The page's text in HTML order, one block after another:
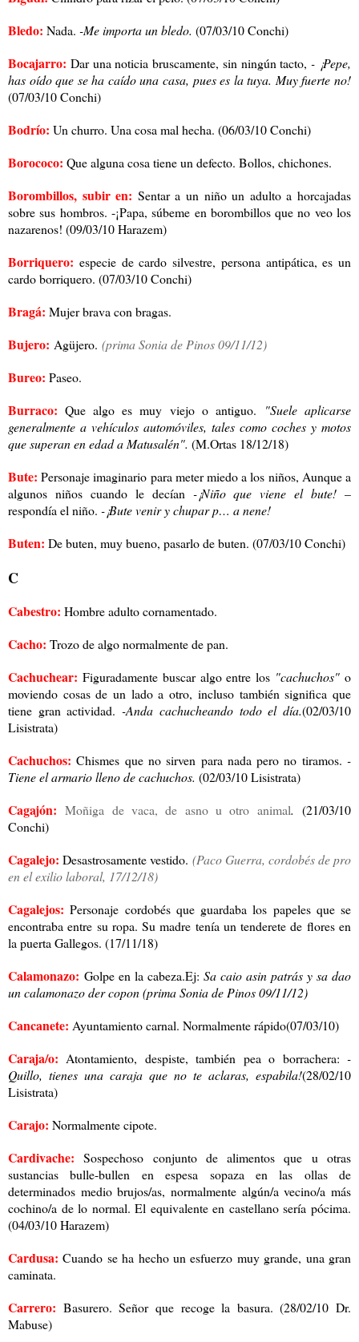
Bledo: Nada. -Me importa un bledo. (07/03/10 Conchi)
Bocajarro: Dar una noticia bruscamente, sin ningún tacto,- ¡Pepe,
has oído que se ha caído una casa, pues es la tuya. Muy fuerte no!
(07/03/10 Conchi)
Bodrío: Un churro. Una cosa mal hecha. (06/03/10 Conchi)
Borococo: Que alguna cosa tiene un defecto. Bollos, chichones.
Borombillos, subir en: Sentar a un niño un adulto a horcajadas
sobre sus hombros. -¡Papa, súbeme en borombillos que no veo los
nazarenos! (09/03/10 Harazem)
Borriquero: especie de cardo silvestre, persona antipática, es un
cardo borriquero. (07/03/10 Conchi)
Bragá: Mujer brava con bragas.
Bujero: Agüjero. (prima Sonia de Pinos 09/11/12)
Bureo: Paseo.
Burraco: Que algo es muy viejo o antiguo.
"Suele aplicarse
generalmente a vehículos automóviles, tales como coches y motos
que superan en edad a Matusalén". (M.Ortas 18/12/18)
Bute: Personaje imaginario para meter miedo a los niños, Aunque a
algunos niños cuando le decían -¡Niño que viene el bute! –
respondía el niño. -¡Bute venir y chupar p… a nene!
Buten: De buten, muy bueno, pasarlo de buten. (07/03/10 Conchi)
C
Cabestro: Hombre adulto cornamentado.
Cacho: Trozo de algo normalmente de pan.
Cachuchear: Figuradamente buscar algo entre los "cachuchos" o
moviendo cosas de un lado a otro, incluso también significa que
tiene gran actividad.-Anda cachucheando todo el día.(02/03/10
Lisistrata)
Cachuchos: Chismes que no sirven para nada pero no tiramos.-
Tiene el armario lleno de cachuchos. (02/03/10 Lisistrata)
Cagajón: Moñiga de vaca, de asno u otro animal. (21/03/10
Conchi)
Cagalejo: Desastrosamente vestido. (Paco Guerra, cordobés de pro
en el exilio laboral, 17/12/18)
Cagalejos: Personaje cordobés que guardaba los papeles que se
encontraba entre su ropa. Su madre tenía un tenderete de flores en
la puerta Gallegos. (17/11/18)
Calamonazo: Golpe en la cabeza.Ej: Sa caio asin patrás y sa dao
un calamonazo der copon (prima Sonia de Pinos 09/11/12)
Cancanete: Ayuntamiento carnal. Normalmente rápido(07/03/10)
Caraja/o:Atontamiento, despiste, también pea o borrachera:-
Quillo, tienes una caraja que no te aclaras, espabila!(28/02/10
Lisistrata)
Carajo: Normalmente cipote.
Cardivache: Sospechoso conjunto de alimentos que u otras
sustancias bulle-bullen en espesa sopaza en las ollas de
determinados medio brujos/as, normalmente algún/a vecino/a más
cochino/a de lo normal. El equivalente en castellano sería pócima.
(04/03/10 Harazem)
Cardusa: Cuando se ha hecho un esfuerzo muy grande, una gran
caminata.
Carrero: Basurero. Señor que recoge la basura. (28/02/10 Dr.
Mabuse)